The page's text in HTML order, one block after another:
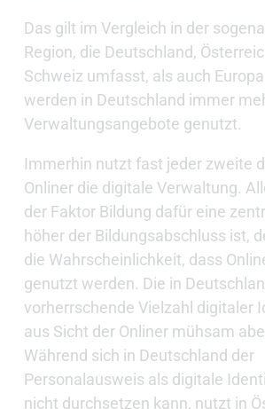
Das gilt im Vergleich in der
Region, die Deutschland,
Schweiz umfasst, als auch
werden in Deutschland immer
Verwaltungsangebote genutzt.
Immerhin nutzt fast jeder zweite
Onliner die digitale Verwaltung.
der Faktor Bildung dafür eine
höher der Bildungsabschluss ist,
die Wahrscheinlichkeit, dass
genutzt werden. Die in
vorherrschende Vielzahl digitaler
aus Sicht der Onliner mühsam
Während sich in Deutschland der
Personalausweis als digitale
nicht durchsetzen kann, nutzt in